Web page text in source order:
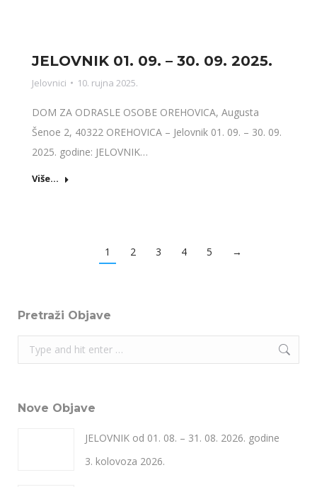
JELOVNIK 01. 09. – 30. 09. 2025.
Jelovnici 10. rujna 2025.
DOM ZA ODRASLE OSOBE OREHOVICA, Augusta
Šenoe 2, 40322 OREHOVICA – Jelovnik 01. 09. – 30. 09.
2025. godine: JELOVNIK…
Više...
1 2 3 4 5 →
Pretraži Objave
Search:
Nove Objave
JELOVNIK od 01. 08. – 31. 08. 2026. godine
3. kolovoza 2026.